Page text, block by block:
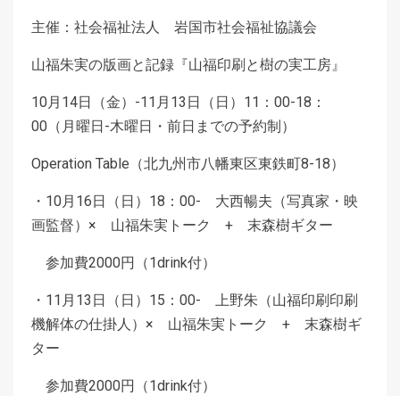
主催：社会福祉法人 岩国市社会福祉協議会
山福朱実の版画と記録『山福印刷と樹の実工房』
10月14日（金）-11月13日（日）11：00-18：
00（月曜日-木曜日・前日までの予約制）
Operation Table（北九州市八幡東区東鉄町8-18）
・10月16日（日）18：00- 大西暢夫（写真家・映
画監督）× 山福朱実トーク + 末森樹ギター
参加費2000円（1drink付）
・11月13日（日）15：00- 上野朱（山福印刷印刷
機解体の仕掛人）× 山福朱実トーク + 末森樹ギ
ター
参加費2000円（1drink付）